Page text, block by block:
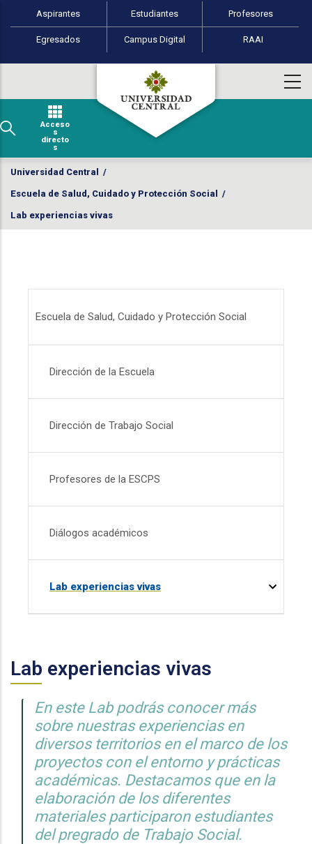
Pasar al contenido principal
Perfiles de usuario
Aspirantes Estudiantes Profesores
Egresados Campus Digital RAAI
Acceso
s
directo
s
Universidad Central /
Escuela de Salud, Cuidado y Protección Social /
Lab experiencias vivas
Escuela de Salud, Cuidado y Protección Social
Dirección de la Escuela
Dirección de Trabajo Social
Profesores de la ESCPS
Diálogos académicos
Lab experiencias vivas
Lab experiencias vivas
En este Lab podrás conocer más
sobre nuestras experiencias en
diversos territorios en el marco de los
proyectos con el entorno y prácticas
académicas. Destacamos que en la
elaboración de los diferentes
materiales participaron estudiantes
del pregrado de Trabajo Social.